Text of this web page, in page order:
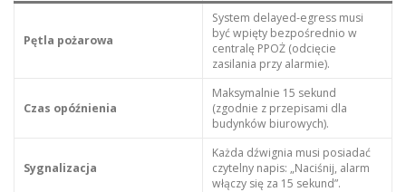
Pętla pożarowa
System delayed-egress musi
być wpięty bezpośrednio w
centralę PPOŻ (odcięcie
zasilania przy alarmie).
Czas opóźnienia
Maksymalnie 15 sekund
(zgodnie z przepisami dla
budynków biurowych).
Sygnalizacja
Każda dźwignia musi posiadać
czytelny napis: „Naciśnij, alarm
włączy się za 15 sekund”.